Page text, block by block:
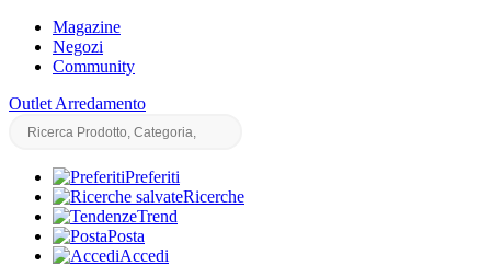
Magazine
Negozi
Community
Outlet Arredamento
Preferiti
Ricerche
Trend
Posta
Accedi